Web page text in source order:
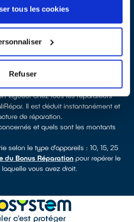
tous les cookies
Refuser
quels types d’appareils ce
Congélateur, lave-vaisselle, petit
réparateur spécialisé et labellisé
Réparation à Saint-Privat-des-
vigueur chez tous les réparateurs
Il est déduit instantanément et
de réparation.
et quels sont les montants
selon le type d’appareils : 10, 15, 25
du Bonus Réparation pour repérer le
vous avez droit.